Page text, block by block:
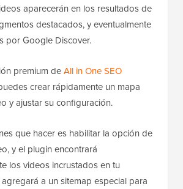
aparecerán en los resultados de
destacados, y eventualmente
por Google Discover.
premium deAll in One SEO
crear rápidamente un mapa
y ajustar su configuración.
que hacer es habilitar la opción de
y el plugin encontrará
los videos incrustados en tu
a un sitemap especial para